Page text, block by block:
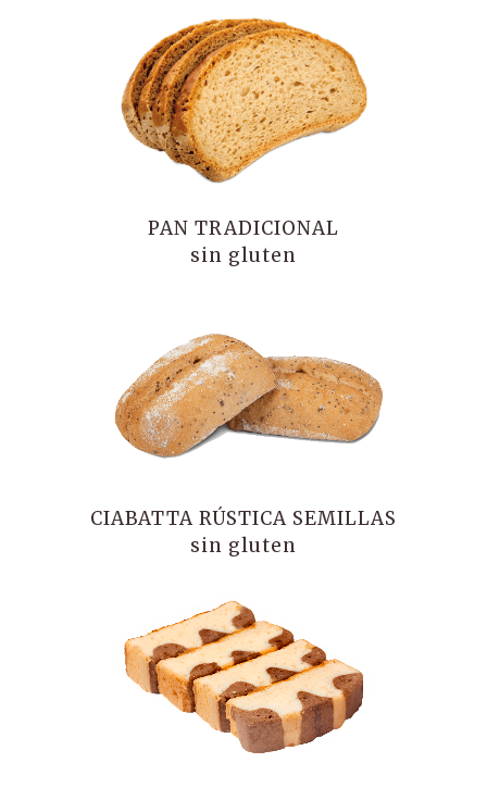
PAN TRADICIONAL
sin gluten
CIABATTA RÚSTICA SEMILLAS
sin gluten